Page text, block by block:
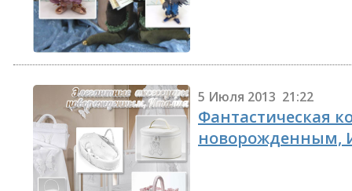
5 Июля 2013 21:22
Фантастическая
новорожденным,